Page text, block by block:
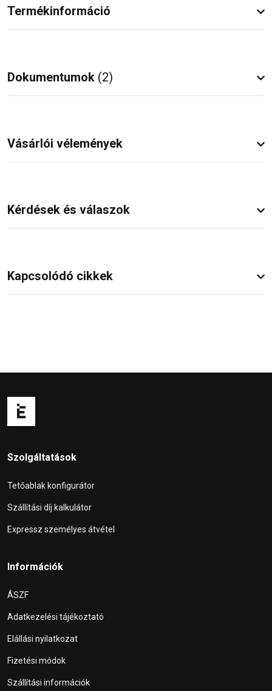
Termékinformáció
Dokumentumok (2)
Vásárlói vélemények
Kérdések és válaszok
Kapcsolódó cikkek
Szolgáltatások
Tetőablak konfigurátor
Szállítási díj kalkulátor
Expressz személyes átvétel
Információk
ÁSZF
Adatkezelési tájékoztató
Elállási nyilatkozat
Fizetési módok
Szállítási információk